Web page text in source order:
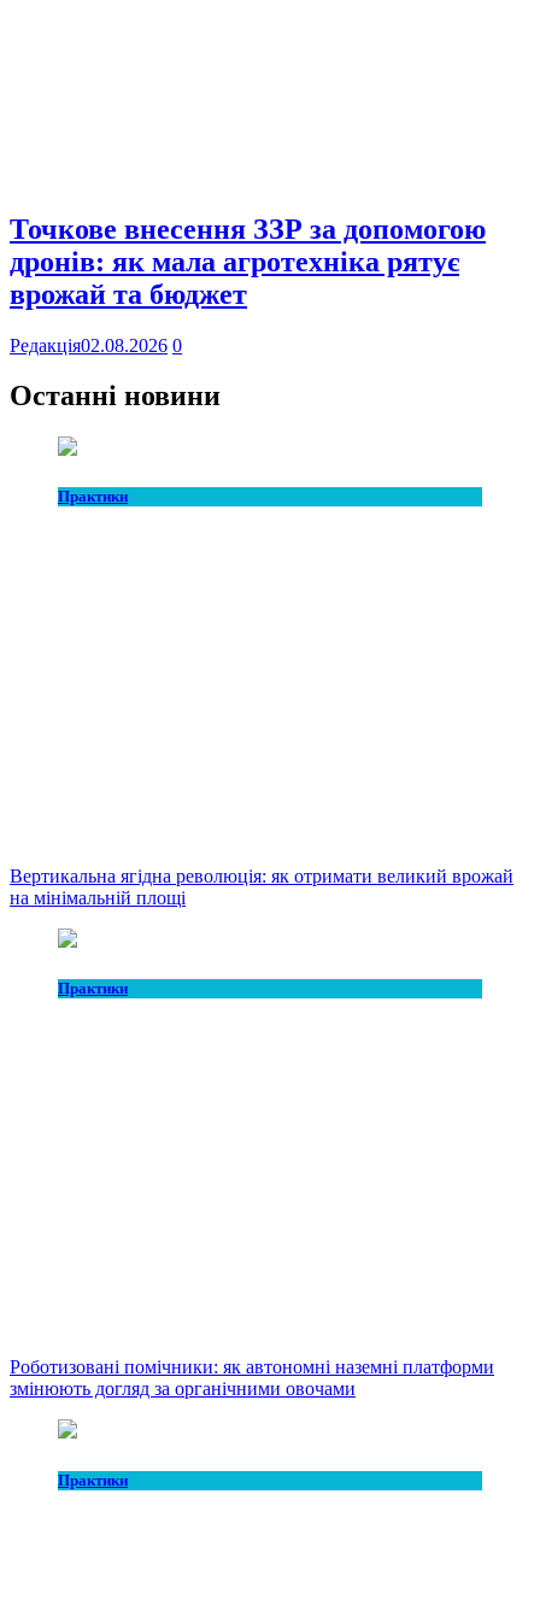
Точкове внесення ЗЗР за допомогою
дронів: як мала агротехніка рятує
врожай та бюджет
Редакція02.08.2026 0
Останні новини
Практики
Вертикальна ягідна революція: як отримати великий врожай
на мінімальній площі
Практики
Роботизовані помічники: як автономні наземні платформи
змінюють догляд за органічними овочами
Практики